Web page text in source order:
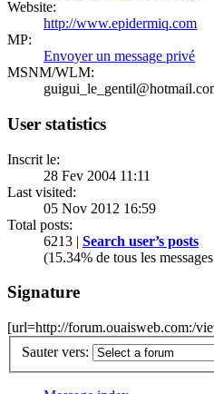
Website:
http://www.epidermiq.com
MP:
Envoyer un message privé
MSNM/WLM:
User statistics
Inscrit le:
28 Fev 2004 11:11
Last visited:
05 Nov 2012 16:59
Total posts:
6213 | Search user’s posts
(15.34% de tous les
Signature
[url=http://forum.ouaisweb.com:/
Sauter vers: